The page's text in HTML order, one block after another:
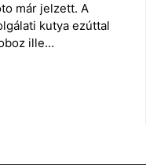
már jelzett. A
kutya ezúttal
ille…